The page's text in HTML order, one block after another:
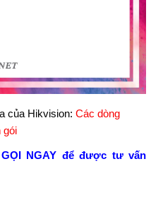
của Hikvision: Các dòng
gói
NGAY để được tư vấn